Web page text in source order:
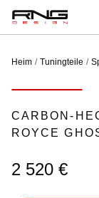
Heim Tuningteile
CARBON-
ROYCE
2 520 €